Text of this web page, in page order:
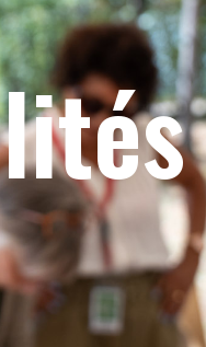
du slide